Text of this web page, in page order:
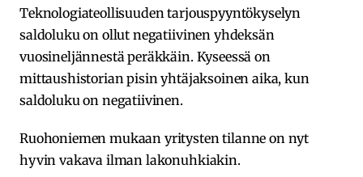
Teknologiateollisuuden tarjouspyyntökyselyn
saldoluku on ollut negatiivinen yhdeksän
vuosineljännestä peräkkäin. Kyseessä on
mittaushistorian pisin yhtäjaksoinen aika, kun
saldoluku on negatiivinen.
Ruohoniemen mukaan yritysten tilanne on nyt
hyvin vakava ilman lakonuhkiakin.